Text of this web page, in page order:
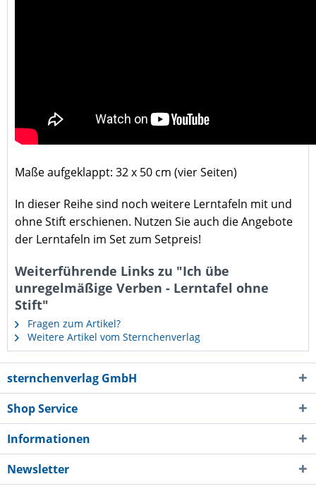
Maße aufgeklappt: 32 x 50 cm (vier Seiten)
In dieser Reihe sind noch weitere Lerntafeln mit und
ohne Stift erschienen. Nutzen Sie auch die Angebote
der Lerntafeln im Set zum Setpreis!
Weiterführende Links zu "Ich übe
unregelmäßige Verben - Lerntafel ohne
Stift"
Fragen zum Artikel?
Weitere Artikel vom Sternchenverlag
sternchenverlag GmbH
Shop Service
Informationen
Newsletter